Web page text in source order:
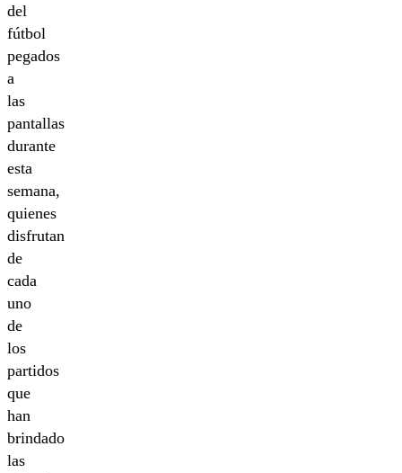
del
fútbol
pegados
a
las
pantallas
durante
esta
semana,
quienes
disfrutan
de
cada
uno
de
los
partidos
que
han
brindado
las